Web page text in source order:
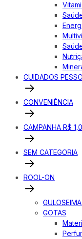
CUIDADOS
CONVENIÊNCIA
CAMPANHA R$
SEM CATEGORIA
ROOL-ON
GOTAS